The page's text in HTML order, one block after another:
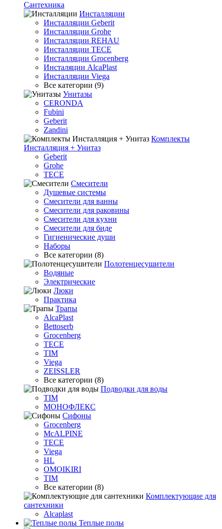
Сантехника
Инсталляции
Инсталляции Geberit
Инсталляции Grohe
Инсталляции REHAU
Инсталляции TECE
Инсталляции Grocenberg
Инсталяции AlcaPlast
Инсталляции Viega
Все категории (9)
Унитазы
CERONDA
Fubini
Geberit
Zandini
Комплекты
Инсталляция + Унитаз
Geberit
Grohe
TECE
Смесители
Душевые системы
Смесители для ванны
Смесители для раковины
Смесители для кухни
Смесители для биде
Гигиенические души
Наборы
Все категории (8)
Полотенцесушители
Водяные
Электрические
Люки
Практика
Трапы
AlcaPlast
Bettoserb
Grocenberg
TECE
TIM
Viega
ZEISSLER
Все категории (8)
Подводки для воды
TIM
МОНОФЛЕКС
Сифоны
Grocenberg
McALPINE
TECE
Viega
HL
OMOIKIRI
TIM
Все категории (8)
Комплектующие для
сантехники
Alcaplast
Теплые полы